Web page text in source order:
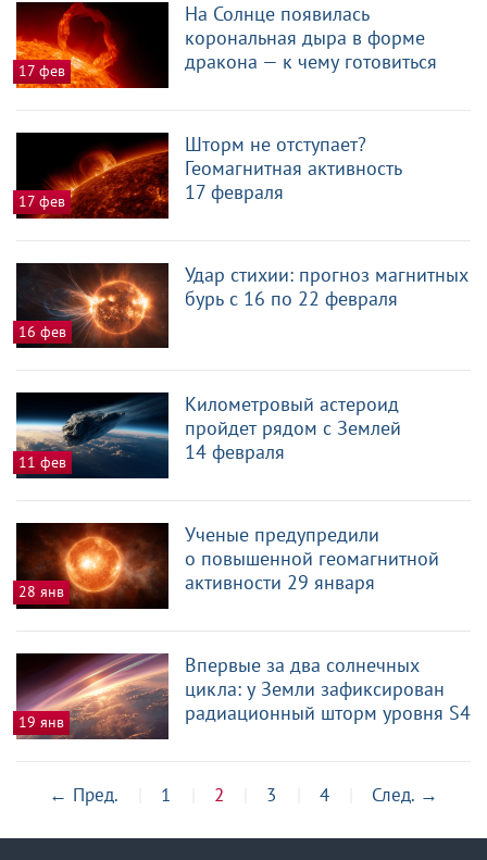
17 фев
На Солнце появилась
корональная дыра в форме
дракона — к чему готовиться
17 фев
Шторм не отступает?
Геомагнитная активность
17 февраля
16 фев
Удар стихии: прогноз магнитных
бурь с 16 по 22 февраля
11 фев
Километровый астероид
пройдет рядом с Землей
14 февраля
28 янв
Ученые предупредили
о повышенной геомагнитной
активности 29 января
19 янв
Впервые за два солнечных
цикла: у Земли зафиксирован
радиационный шторм уровня S4
← Пред. 1 2 3 4 След. →